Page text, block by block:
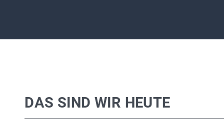
DAS SIND WIR HEUTE